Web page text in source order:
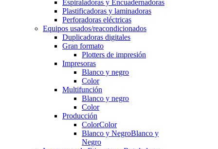
Espiraladoras y Encuadernadoras
Plastificadoras y laminadoras
Perforadoras eléctricas
Equipos usados/reacondicionados
Duplicadoras digitales
Gran formato
Plotters de impresión
Impresoras
Blanco y negro
Color
Multifunción
Blanco y negro
Color
Producción
ColorColor
Blanco y NegroBlanco y
Negro